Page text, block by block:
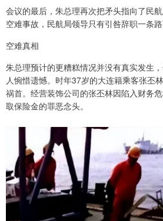
会议的最后，朱总理再次把矛头指向了民
空难事故，民航局领导只有引咎辞职一条路
空难真相
朱总理预计的更糟糕情况并没有真实发生，
人惋惜遗憾。时年37岁的大连籍乘客张丕
祸首。经营装饰公司的张丕林因陷入财务
取保险金的罪恶念头。